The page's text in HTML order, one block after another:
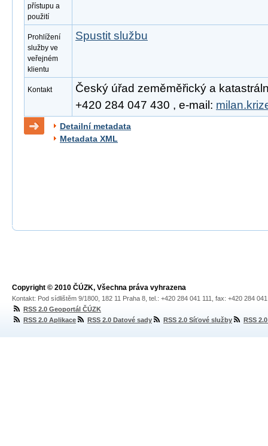
přístupu a
použití
Prohlížení
služby ve
veřejném
klientu
Spustit službu
Kontakt
Český úřad zeměměřický a
+420 284 047 430 , e-mail:
Detailní metadata
Metadata XML
Copyright © 2010 ČÚZK, Všechna práva vyhrazena
Kontakt: Pod sídlištěm 9/1800, 182 11 Praha 8, tel.: +420 284 041 111, fax: +420 284
RSS 2.0 Geoportál ČÚZK
RSS 2.0 Aplikace
RSS 2.0 Datové sady RSS 2.0 Síťové služby RSS